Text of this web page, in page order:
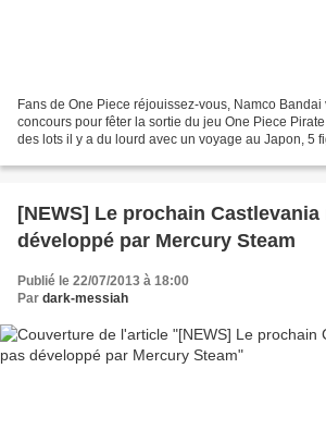
Fans de One Piece réjouissez-vous, Namco Bandai
concours pour fêter la sortie du jeu One Piece
des lots il y a du lourd avec un voyage au Japon, 5
[NEWS] Le prochain Castlevania
développé par Mercury Steam
Publié le 22/07/2013 à 18:00
Par dark-messiah